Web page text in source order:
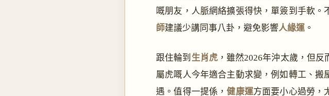
嘅朋友，人脈網絡擴張得快，單簽到手軟。
師建議少講同事八卦，避免影響人緣運 。
跟住輪到 生肖虎，雖然2026年沖太歲，但反
屬虎嘅人今年適合主動求變，例如轉工、搬
遇。值得一提係，健康運方面要小心過勞，